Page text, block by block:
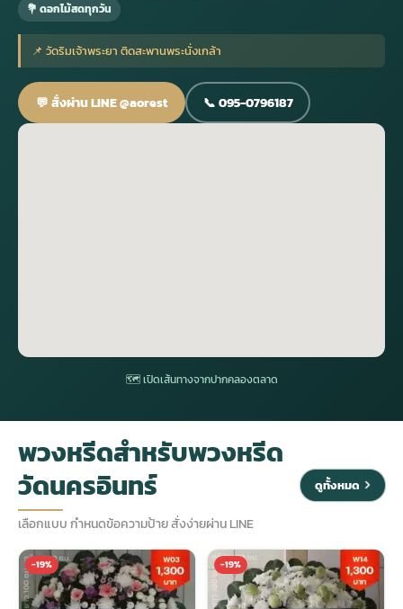
ดอกไม้หน้าหีบ
ดอกไม้หน้างานศพ
ดอกไม้หน้าโลง
ดอกไม้งานศพ ส่งด่วน
ดอกไม้งานศพ ปากคลองตลาด
ร้านดอกไม้งานศพ ใกล้ฉัน
ดอกไม้งานศพ ราคาถูก
ร้านพวงหรีด
ดอกไม้พวงหรีด
พวงหรีดปทุม
พวงหรีดดอกไม้สด
สั่งพวงหรีด ออนไลน์
ส่งพวงหรีด ด่วน กรุงเทพ
ร้านพวงหรีด กรุงเทพ ส่งฟรี
ไม้หน้าเมรุ
กไม้หน้าเมรุ
น้าเมรุ ราคา
ม้หน้าเมรุ
มรุ ออนไลน์
มรุ ส่งด่วน
น้าเมรุ กรุงเทพ
ไม้งานแต่ง กรุงเทพ
อกไม้งานแต่ง
ดอกไม้งานแต่ง
พวงหรีดพัดลม กรุงเทพ
พวงหรีดพัดลม ส่งด่วน
สั่งพวงหรีดพัดลม
รับจัดงานศพ กรุงเทพ
แพ็คเกจจัดงานศพ
ค่าใช้จ่ายจัดงานศพ
💐 ดอกไม้สดทุกวัน
📌 วัดริมเจ้าพระยา ติดสะพานพระนั่งเกล้า
💬 สั่งผ่าน LINE @aorest 📞 095-0796187
🗺 เปิดเส้นทางจากปากคลองตลาด
พวงหรีดสำหรับพวงหรีด
วัดนครอินทร์
เลือกแบบ กำหนดข้อความป้าย สั่งง่ายผ่าน LINE
ดูทั้งหมด
-19% -19%